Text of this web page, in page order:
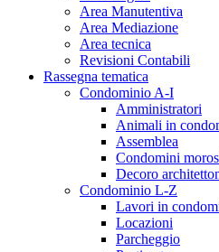
Area Manutentiva
Area Mediazione
Area tecnica
Revisioni Contabili
Rassegna tematica
Condominio A-I
Amministratori
Animali in
Assemblea
Condomini
Decoro
Condominio L-Z
Lavori in
Locazioni
Parcheggio